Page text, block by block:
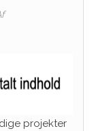
projekter